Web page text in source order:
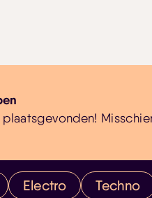
Electro Techno